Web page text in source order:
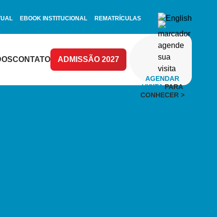
EBOOK INSTITUCIONAL REMATRÍCULAS
CONTATO ADMISSÃO 2027
AGENDAR
VISITAPARA
CONHECER >